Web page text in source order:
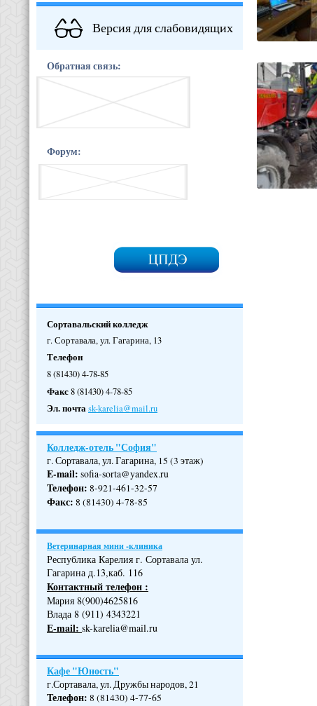
Версия для слабовидящих
Обратная связь:
Форум:
Сортавальский колледж
г. Сортавала, ул. Гагарина, 13
Телефон
8 (81430) 4-78-85
Факс8 (81430) 4-78-85
Эл. почтаsk-karelia@mail.ru
Колледж-отель "София"
г. Сортавала, ул. Гагарина, 15 (3 этаж)
E-mail: sofia-sorta@yandex.ru
Телефон: 8-921-461-32-57
Факс: 8 (81430) 4-78-85
Ветеринарная мини -клиника
Республика Карелия г. Сортавала ул.
Гагарина д.13,каб. 116
Контактный телефон :
Мария 8(900)4625816
Влада 8 (911) 4343221
Е-mail: sk-karelia@mail.ru
Кафе "Юность"
г.Сортавала, ул. Дружбы народов, 21
Телефон: 8 (81430) 4-77-65